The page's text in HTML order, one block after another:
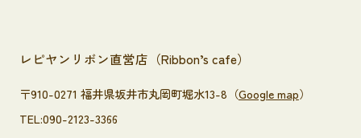
レピヤンリボン直営店（Ribbon’s cafe）
〒910-0271 福井県坂井市丸岡町堀水13-8（Google map）
TEL:090-2123-3366